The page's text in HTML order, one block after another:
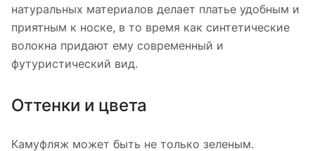
натуральных материалов делает платье удобным и
приятным к носке, в то время как синтетические
волокна придают ему современный и
футуристический вид.
Оттенки и цвета
Камуфляж может быть не только зеленым.